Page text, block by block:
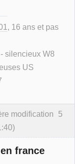
, 16 ans et pas
silencieux W8
US
5
modification
france